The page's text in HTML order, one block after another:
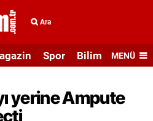
Ara
Spor Bilim veMENÜ
yerine Ampute